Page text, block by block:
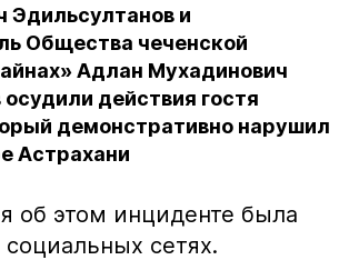
Эдильсултанов и
Общества чеченской
Адлан Мухадинович
осудили действия гостя
демонстративно нарушил
Астрахани
об этом инциденте была
сетях.